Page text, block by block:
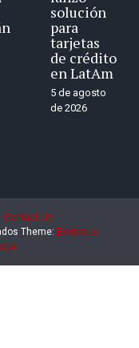
solución
para
tarjetas
de crédito
en LatAm
5 de agosto
de 2026
Contact Us
Theme: Eximious